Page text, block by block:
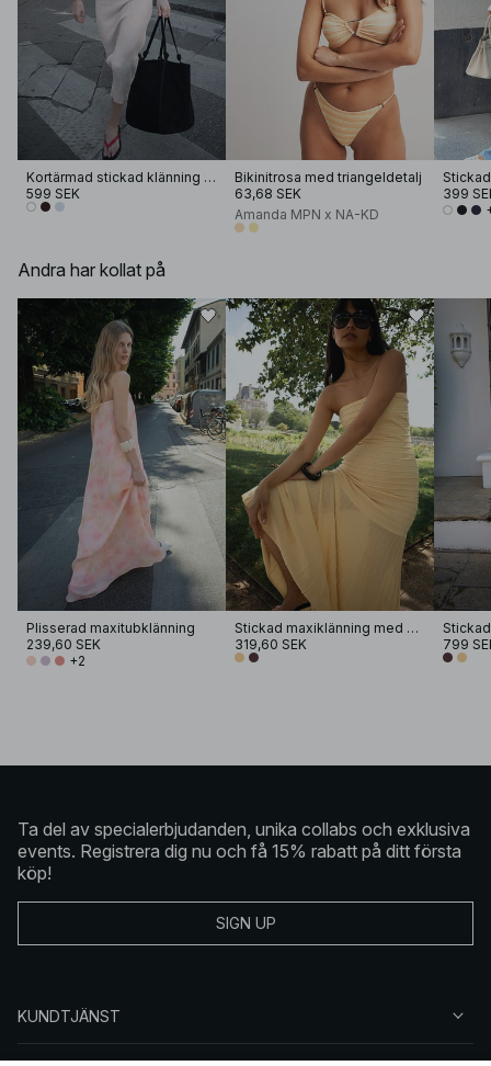
Kortärmad stickad klänning med knappar
599 SEK
Bikinitrosa med triangeldetalj
63,68 SEK
Amanda MPN x NA-KD
399
Andra har kollat på
Plisserad maxitubklänning
239,60 SEK
+2
Stickad maxiklänning med bandeau
319,60 SEK
799
Ta del av specialerbjudanden, unika collabs och exklusiva
events. Registrera dig nu och få 15% rabatt på ditt första
köp!
SIGN UP
KUNDTJÄNST